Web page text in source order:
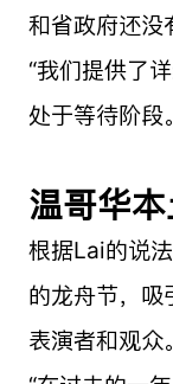
和省政府还没
“我们提供了
处于等待阶段
温哥华
根据Lai的说
的龙舟节，吸
表演者和观众。